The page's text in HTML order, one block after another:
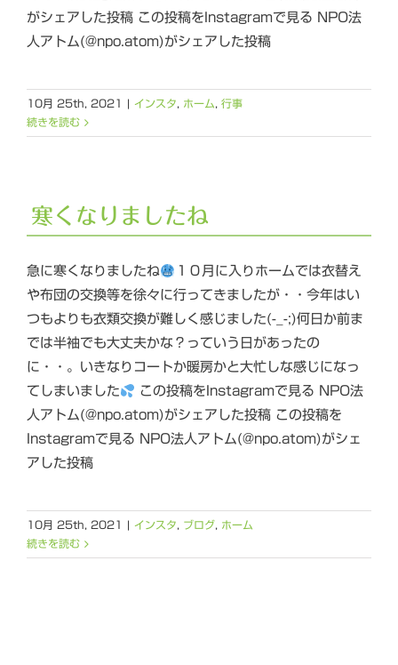
がシェアした投稿 この投稿をInstagramで見る NPO法
人アトム(@npo.atom)がシェアした投稿
10月 25th, 2021 | インスタ ホーム
行事
続きを読む
寒くなりましたね
急に寒くなりましたね
１０月に入りホームでは衣替え
や布団の交換等を徐々に行ってきましたが・・今年はい
つもよりも衣類交換が難しく感じました(-_-;)何日か前ま
では半袖でも大丈夫かな？っていう日があったの
に・・。いきなりコートか暖房かと大忙しな感じになっ
てしまいました
この投稿をInstagramで見る NPO法
人アトム(@npo.atom)がシェアした投稿 この投稿を
Instagramで見る NPO法人アトム(@npo.atom)がシェ
アした投稿
10月 25th, 2021 | インスタ ブログ
ホーム
続きを読む